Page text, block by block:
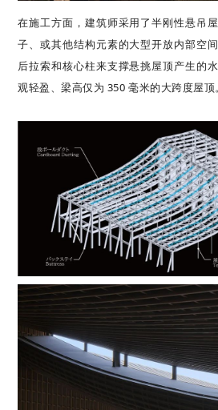
在施工方面，建筑师采用了半刚性悬吊
子、或其他结构元素的大型开放内部空
后拉索和核心柱来支撑悬挑屋顶产生的
观轻盈、梁高仅为 350 毫米的大跨度屋顶。